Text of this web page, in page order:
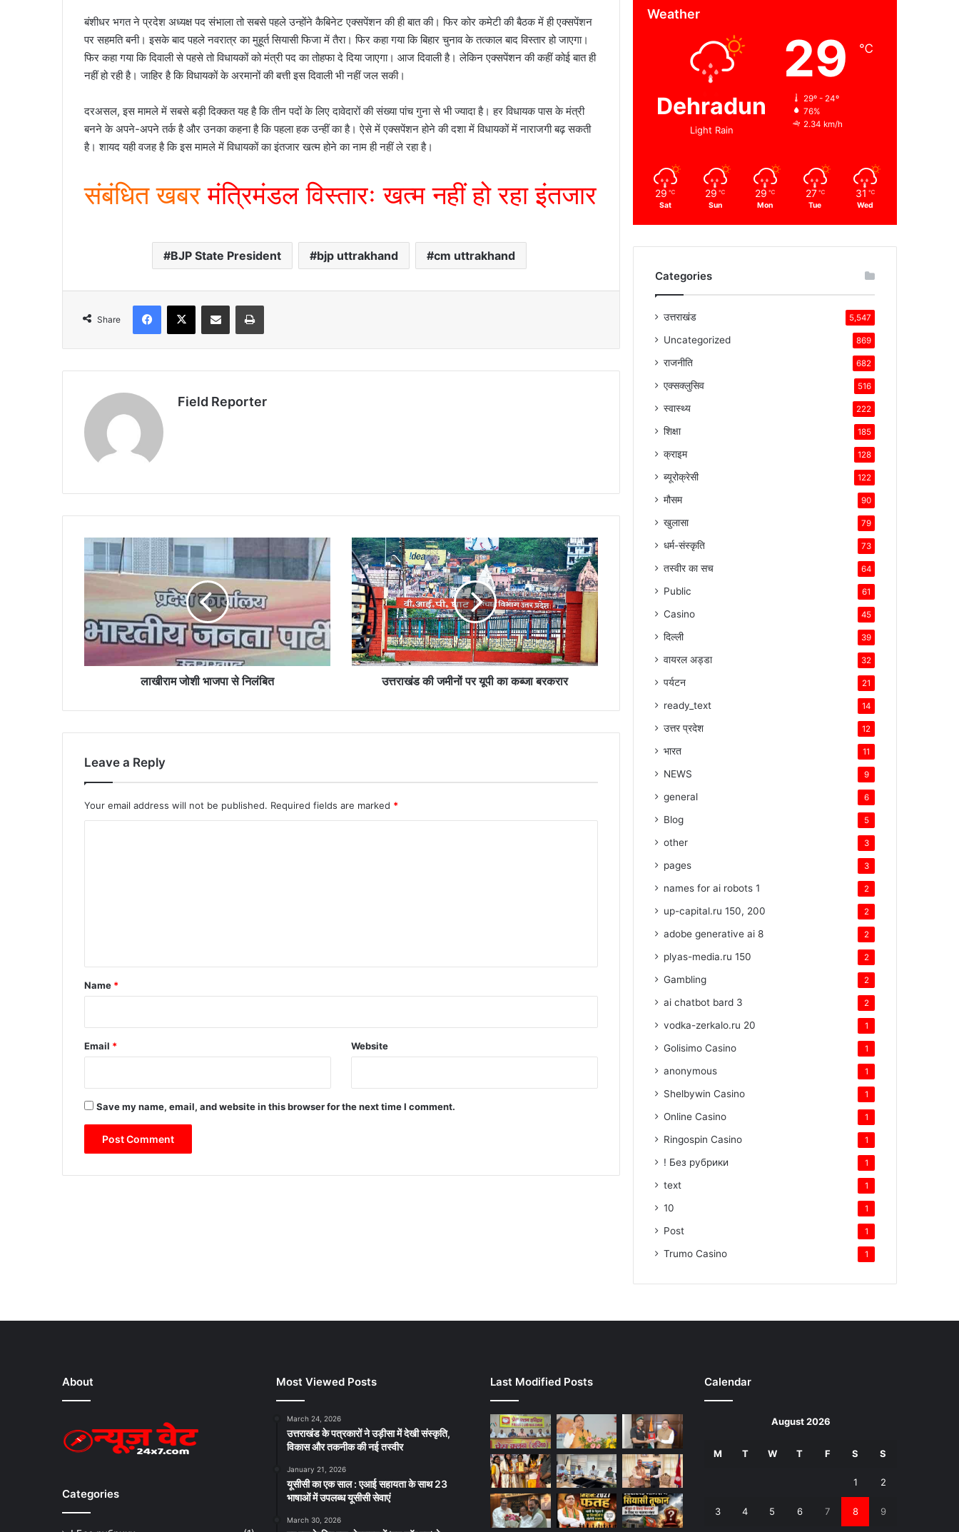
बंशीधर भगत ने प्रदेश अध्यक्ष पद संभाला तो सबसे पहले उन्होंने कैबिनेट एक्सपेंशन की ही बात की। फिर कोर कमेटी की बैठक में ही एक्सपेंशन
पर सहमति बनी। इसके बाद पहले नवरात्र का मुहूर्त सियासी फिजा में तैरा। फिर कहा गया कि बिहार चुनाव के तत्काल बाद विस्तार हो जाएगा।
फिर कहा गया कि दिवाली से पहसे तो विधायकों को मंत्री पद का तोहफा दे दिया जाएगा। आज दिवाली है। लेकिन एक्सपेंशन की कहीं कोई बात ही
नहीं हो रही है। जाहिर है कि विधायकों के अरमानों की बत्ती इस दिवाली भी नहीं जल सकी।
दरअसल, इस मामले में सबसे बड़ी दिक्कत यह है कि तीन पदों के लिए दावेदारों की संख्या पांच गुना से भी ज्यादा है। हर विधायक पास के मंत्री
बनने के अपने-अपने तर्क है और उनका कहना है कि पहला हक उन्हीं का है। ऐसे में एक्सपेंशन होने की दशा में विधायकों में नाराजगी बढ़ सकती
है। शायद यही वजह है कि इस मामले में विधायकों का इंतजार खत्म होने का नाम ही नहीं ले रहा है।
संबंधित खबरमंत्रिमंडल विस्तारः खत्म नहीं हो रहा इंतजार
BJP State President bjp uttrakhand cm uttrakhand
Share
Facebook
X Share via Email Print
Field Reporter
लाखीराम
जोशी
भाजपा
निलंबित
लाखीराम जोशी भाजपा से निलंबित
उत्तराखंड
की
जमीनों
पर
यूपी
का
कब्जा
बरकरार
उत्तराखंड की जमीनों पर यूपी का कब्जा बरकरार
Leave a Reply
Your email address will not be published. Required fields are marked *
*
Name *
Email * Website
Save my name, email, and website in this browser for the next time I comment.
Weather
Dehradun
Light Rain
29 ℃
29º - 24º
76%
2.34 km/h
29 ℃
Sat
29 ℃
Sun
29 ℃
Mon
27 ℃
Tue
31 ℃
Wed
Categories
उत्तराखंड 5,547
Uncategorized 869
राजनीति 682
एक्सक्लुसिव 516
स्वास्थ्य 222
शिक्षा 185
क्राइम 128
ब्यूरोक्रेसी 122
मौसम 90
खुलासा 79
धर्म-संस्कृति 73
तस्वीर का सच 64
Public 61
Casino 45
दिल्ली 39
वायरल अड्डा 32
पर्यटन 21
ready_text 14
उत्तर प्रदेश 12
भारत 11
NEWS 9
general 6
Blog 5
other 3
pages 3
names for ai robots 1 2
up-capital.ru 150, 200 2
adobe generative ai 8 2
plyas-media.ru 150 2
Gambling 2
ai chatbot bard 3 2
vodka-zerkalo.ru 20 1
Golisimo Casino 1
anonymous 1
Shelbywin Casino 1
Online Casino 1
Ringospin Casino 1
! Без рубрики 1
text 1
10 1
Post 1
Trumo Casino 1
About
Categories
Most Viewed Posts
March 24, 2026
उत्तराखंड के पत्रकारों ने उड़ीसा में देखी संस्कृति,
विकास और तकनीक की नई तस्वीर
January 21, 2026
यूसीसी का एक साल : एआई सहायता के साथ 23
भाषाओं में उपलब्ध यूसीसी सेवाएं
March 30, 2026
Last Modified Posts Calendar
August 2026
M T W T F S S
1 2
3 4 5 6 7 8 9